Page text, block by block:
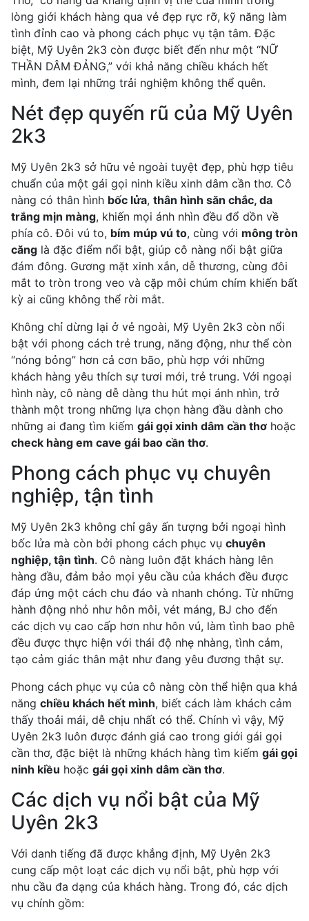
lòng giới khách hàng qua vẻ đẹp rực rỡ, kỹ năng làm
tình đỉnh cao và phong cách phục vụ tận tâm. Đặc
biệt, Mỹ Uyên 2k3 còn được biết đến như một “NỮ
THẦN DÂM ĐẢNG,” với khả năng chiều khách hết
mình, đem lại những trải nghiệm không thể quên.
Nét đẹp quyến rũ của Mỹ Uyên
2k3
Mỹ Uyên 2k3 sở hữu vẻ ngoài tuyệt đẹp, phù hợp tiêu
chuẩn của một gái gọi ninh kiều xinh dâm cần thơ. Cô
nàng có thân hình bốc lửa, thân hình săn chắc, da
trắng mịn màng, khiến mọi ánh nhìn đều đổ dồn về
phía cô. Đôi vú to, bím múp vú to, cùng với mông tròn
căng là đặc điểm nổi bật, giúp cô nàng nổi bật giữa
đám đông. Gương mặt xinh xắn, dễ thương, cùng đôi
mắt to tròn trong veo và cặp môi chúm chím khiến bất
kỳ ai cũng không thể rời mắt.
Không chỉ dừng lại ở vẻ ngoài, Mỹ Uyên 2k3 còn nổi
bật với phong cách trẻ trung, năng động, như thể còn
“nóng bỏng” hơn cả cơn bão, phù hợp với những
khách hàng yêu thích sự tươi mới, trẻ trung. Với ngoại
hình này, cô nàng dễ dàng thu hút mọi ánh nhìn, trở
thành một trong những lựa chọn hàng đầu dành cho
những ai đang tìm kiếm gái gọi xinh dâm cần thơ hoặc
check hàng em cave gái bao cần thơ.
Phong cách phục vụ chuyên
nghiệp, tận tình
Mỹ Uyên 2k3 không chỉ gây ấn tượng bởi ngoại hình
bốc lửa mà còn bởi phong cách phục vụ chuyên
nghiệp, tận tình. Cô nàng luôn đặt khách hàng lên
hàng đầu, đảm bảo mọi yêu cầu của khách đều được
đáp ứng một cách chu đáo và nhanh chóng. Từ những
hành động nhỏ như hôn môi, vét máng, BJ cho đến
các dịch vụ cao cấp hơn như hôn vú, làm tình bao phê
đều được thực hiện với thái độ nhẹ nhàng, tình cảm,
tạo cảm giác thân mật như đang yêu đương thật sự.
Phong cách phục vụ của cô nàng còn thể hiện qua khả
năng chiều khách hết mình, biết cách làm khách cảm
thấy thoải mái, dễ chịu nhất có thể. Chính vì vậy, Mỹ
Uyên 2k3 luôn được đánh giá cao trong giới gái gọi
cần thơ, đặc biệt là những khách hàng tìm kiếm gái gọi
ninh kiều hoặc gái gọi xinh dâm cần thơ.
Các dịch vụ nổi bật của Mỹ
Uyên 2k3
Với danh tiếng đã được khẳng định, Mỹ Uyên 2k3
cung cấp một loạt các dịch vụ nổi bật, phù hợp với
nhu cầu đa dạng của khách hàng. Trong đó, các dịch
vụ chính gồm: